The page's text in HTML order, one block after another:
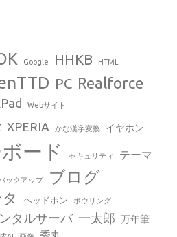
Google HHKB HTML
PC Realforce
Webサイト
XPERIA かな漢字変換 イヤホン
ード セキュリティ
テーマ
ックアップ ブログ
ヘッドホン ボウリング
タルサーバ 一太郎 万年筆